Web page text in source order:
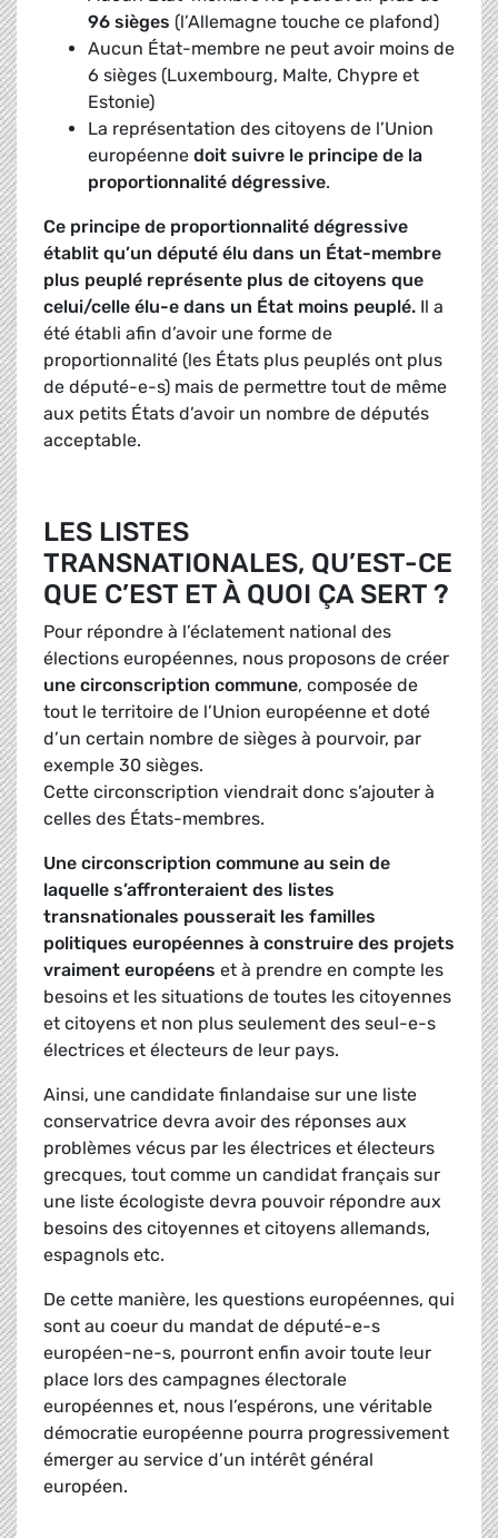
96 sièges (l’Allemagne touche ce plafond)
Aucun État-membre ne peut avoir moins de
6 sièges (Luxembourg, Malte, Chypre et
Estonie)
La représentation des citoyens de l’Union
européenne doit suivre le principe de la
proportionnalité dégressive.
Ce principe de proportionnalité dégressive
établit qu’un député élu dans un État-membre
plus peuplé représente plus de citoyens que
celui/celle élu-e dans un État moins peuplé. Il a
été établi afin d’avoir une forme de
proportionnalité (les États plus peuplés ont plus
de député-e-s) mais de permettre tout de même
aux petits États d’avoir un nombre de députés
acceptable.
LES LISTES
TRANSNATIONALES, QU’EST-CE
QUE C’EST ET À QUOI ÇA SERT ?
Pour répondre à l’éclatement national des
élections européennes, nous proposons de créer
une circonscription commune, composée de
tout le territoire de l’Union européenne et doté
d’un certain nombre de sièges à pourvoir, par
exemple 30 sièges.
Cette circonscription viendrait donc s’ajouter à
celles des États-membres.
Une circonscription commune au sein de
laquelle s’affronteraient des listes
transnationales pousserait les familles
politiques européennes à construire des projets
vraiment européens et à prendre en compte les
besoins et les situations de toutes les citoyennes
et citoyens et non plus seulement des seul-e-s
électrices et électeurs de leur pays.
Ainsi, une candidate finlandaise sur une liste
conservatrice devra avoir des réponses aux
problèmes vécus par les électrices et électeurs
grecques, tout comme un candidat français sur
une liste écologiste devra pouvoir répondre aux
besoins des citoyennes et citoyens allemands,
espagnols etc.
De cette manière, les questions européennes, qui
sont au coeur du mandat de député-e-s
européen-ne-s, pourront enfin avoir toute leur
place lors des campagnes électorale
européennes et, nous l’espérons, une véritable
démocratie européenne pourra progressivement
émerger au service d’un intérêt général
européen.